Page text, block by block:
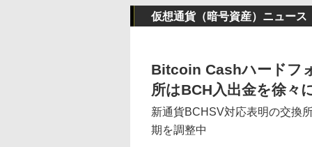
仮想通貨（暗号資産）ニュース
Bitcoin Cashハードフ
所はBCH入出金を徐々
新通貨BCHSV対応表明の交換
期を調整中